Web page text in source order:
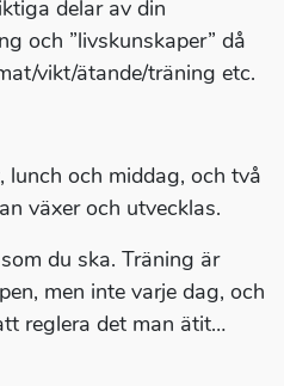
delar av din
och ”livskunskaper” då
vikt/ätande/träning etc.
lunch och middag, och två
växer och utvecklas.
du ska. Träning är
men inte varje dag, och
reglera det man ätit…